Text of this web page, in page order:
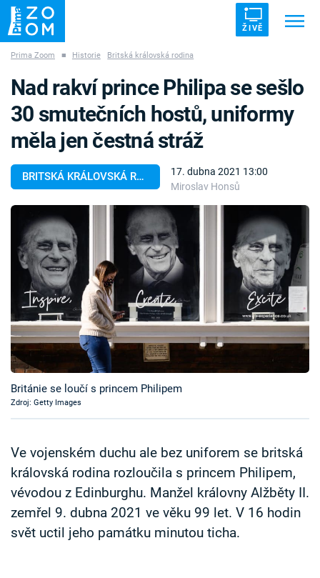
ŽIVĚ
ZÁHADY VETŘELCI DÁVNOVĚKU
Témata
Témata
Pořady
TV Program
Časopis
Sledujte prima+
Sledujte nás
Prima Zoom ■ Historie Britská královská rodina
BRITSKÁ KRÁLOVSKÁ RODINA
17. dubna 2021 13:00
Miroslav Honsů
Nad rakví prince Philipa se sešlo
30 smutečních hostů, uniformy
měla jen čestná stráž
Británie se loučí s princem Philipem
Zdroj: Getty Images
Ve vojenském duchu ale bez uniforem se britská
královská rodina rozloučila s princem Philipem,
vévodou z Edinburghu. Manžel královny Alžběty II.
zemřel 9. dubna 2021 ve věku 99 let. V 16 hodin
svět uctil jeho památku minutou ticha.